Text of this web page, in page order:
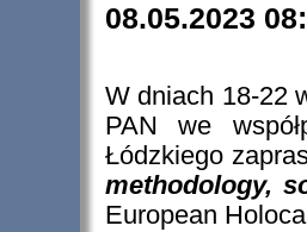
08.05.2023
W dniach 18-22
PAN we
Łódzkiego
methodology,
European